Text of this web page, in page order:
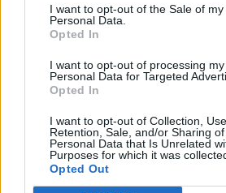
I want to opt-out of the Sale of my
Personal Data.
Opted In
I want to opt-out of processing my
Personal Data for Targeted
Opted In
I want to opt-out of Collection, Use,
Retention, Sale, and/or Sharing
Personal Data that Is Unrelated
Purposes for which it was
Opted Out
Μπορεί επίσης να σε